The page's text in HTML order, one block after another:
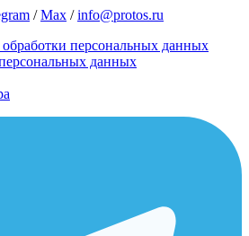
/Max /info@protos.ru
персональных данных
данных